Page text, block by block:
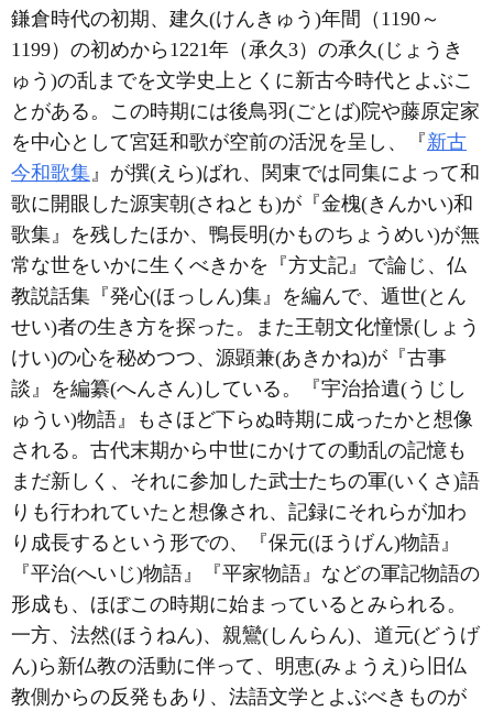
鎌倉時代の初期、建久(けんきゅう)年間（1190～
1199）の初めから1221年（承久3）の承久(じょうき
ゅう)の乱までを文学史上とくに新古今時代とよぶこ
とがある。この時期には後鳥羽(ごとば)院や藤原定家
を中心として宮廷和歌が空前の活況を呈し、『新古
今和歌集』が撰(えら)ばれ、関東では同集によって和
歌に開眼した源実朝(さねとも)が『金槐(きんかい)和
歌集』を残したほか、鴨長明(かものちょうめい)が無
常な世をいかに生くべきかを『方丈記』で論じ、仏
教説話集『発心(ほっしん)集』を編んで、遁世(とん
せい)者の生き方を探った。また王朝文化憧憬(しょう
けい)の心を秘めつつ、源顕兼(あきかね)が『古事
談』を編纂(へんさん)している。『宇治拾遺(うじし
ゅうい)物語』もさほど下らぬ時期に成ったかと想像
される。古代末期から中世にかけての動乱の記憶も
まだ新しく、それに参加した武士たちの軍(いくさ)語
りも行われていたと想像され、記録にそれらが加わ
り成長するという形での、『保元(ほうげん)物語』
『平治(へいじ)物語』『平家物語』などの軍記物語の
形成も、ほぼこの時期に始まっているとみられる。
一方、法然(ほうねん)、親鸞(しんらん)、道元(どうげ
ん)ら新仏教の活動に伴って、明恵(みょうえ)ら旧仏
教側からの反発もあり、法語文学とよぶべきものが